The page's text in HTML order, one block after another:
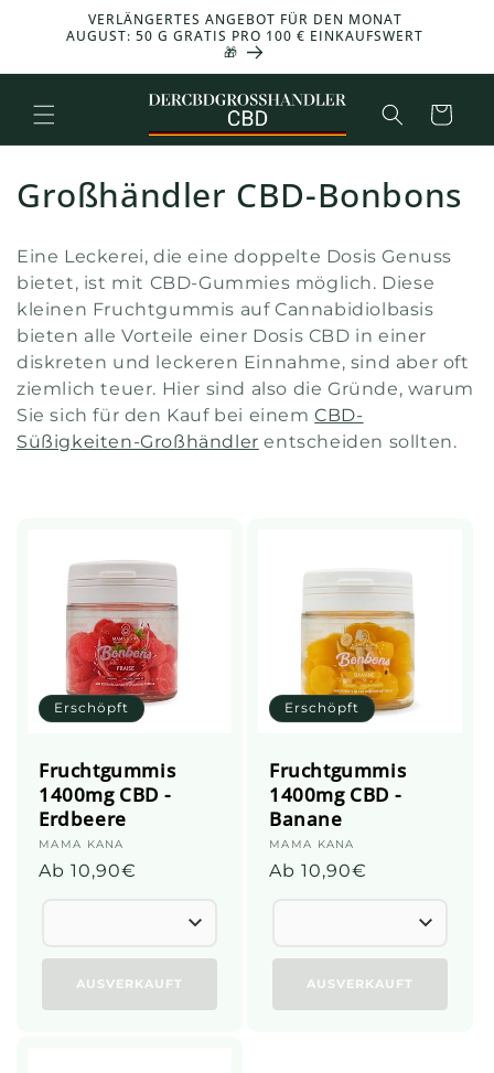
und zum
Inhalt
VERLÄNGERTES ANGEBOT FÜR DEN MONAT
AUGUST: 50 G GRATIS PRO 100 € EINKAUFSWERT
🎁
Warenkorb
K
l
l
e
k
t
Großhändler CBD-Bonbons
Eine Leckerei, die eine doppelte Dosis Genuss
bietet, ist mit CBD-Gummies möglich. Diese
kleinen Fruchtgummis auf Cannabidiolbasis
bieten alle Vorteile einer Dosis CBD in einer
diskreten und leckeren Einnahme, sind aber oft
ziemlich teuer. Hier sind also die Gründe, warum
Sie sich für den Kauf bei einemCBD-
Süßigkeiten-Großhändler entscheiden sollten.
Erschöpft
Fruchtgummis
1400mg CBD -
Erdbeere
Anbieter:
MAMA KANA
Üblicher
Ab 10,90€
AUSVERKAUFT
Erschöpft
Fruchtgummis
1400mg CBD -
Banane
Anbieter:
MAMA KANA
Üblicher
Ab 10,90€
AUSVERKAUFT